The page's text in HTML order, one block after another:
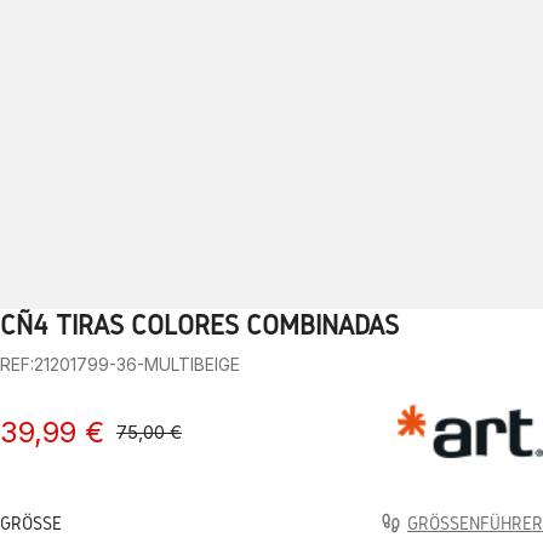
1 2 3 4 5 6 7 8
CÑ4 TIRAS COLORES COMBINADAS
REF:21201799-36-MULTIBEIGE
39,99 € 75,00 €
GRÖSSE GRÖSSENFÜHRER